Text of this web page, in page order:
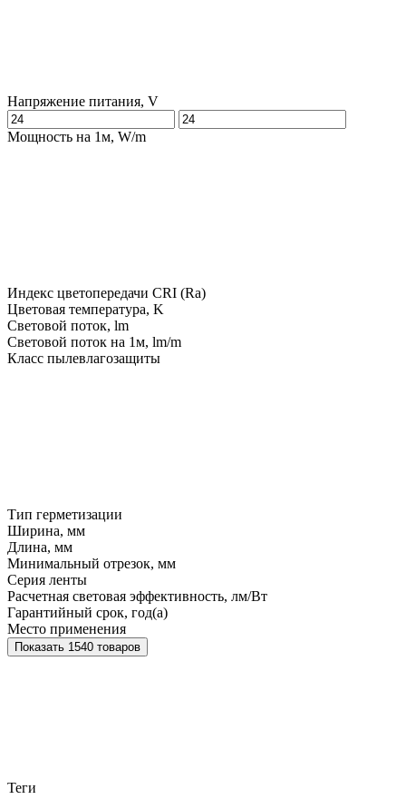
Напряжение питания, V
Мощность на 1м, W/m
Индекс цветопередачи CRI (Ra)
Цветовая температура, K
Световой поток, lm
Световой поток на 1м, lm/m
Класс пылевлагозащиты
Тип герметизации
Ширина, мм
Длина, мм
Минимальный отрезок, мм
Серия ленты
Расчетная световая эффективность, лм/Вт
Гарантийный срок, год(а)
Место применения
Показать 1540 товаров
Теги